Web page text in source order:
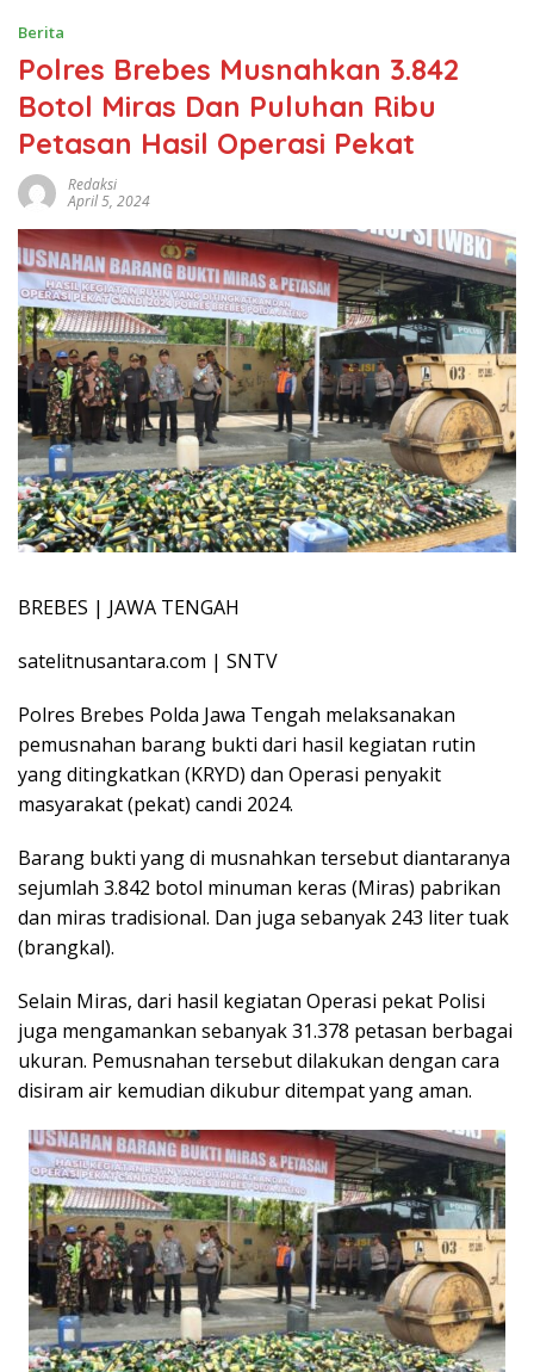
Berita
Polres Brebes Musnahkan 3.842
Botol Miras Dan Puluhan Ribu
Petasan Hasil Operasi Pekat
Redaksi
April 5, 2024
BREBES | JAWA TENGAH
satelitnusantara.com | SNTV
Polres Brebes Polda Jawa Tengah melaksanakan
pemusnahan barang bukti dari hasil kegiatan rutin
yang ditingkatkan (KRYD) dan Operasi penyakit
masyarakat (pekat) candi 2024.
Barang bukti yang di musnahkan tersebut diantaranya
sejumlah 3.842 botol minuman keras (Miras) pabrikan
dan miras tradisional. Dan juga sebanyak 243 liter tuak
(brangkal).
Selain Miras, dari hasil kegiatan Operasi pekat Polisi
juga mengamankan sebanyak 31.378 petasan berbagai
ukuran. Pemusnahan tersebut dilakukan dengan cara
disiram air kemudian dikubur ditempat yang aman.